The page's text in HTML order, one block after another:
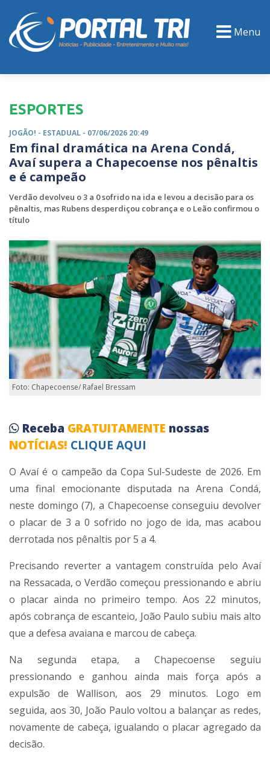
Menu
ESPORTES
JOGÃO! - ESTADUAL - 07/06/2026 20:49
Em final dramática na Arena Condá,
Avaí supera a Chapecoense nos pênaltis
e é campeão
Verdão devolveu o 3 a 0 sofrido na ida e levou a decisão para os
pênaltis, mas Rubens desperdiçou cobrança e o Leão confirmou o
título
Foto: Chapecoense/ Rafael Bressam
Receba GRATUITAMENTE nossas
NOTÍCIAS! CLIQUE AQUI
O Avaí é o campeão da Copa Sul-Sudeste de 2026. Em
uma final emocionante disputada na Arena Condá,
neste domingo (7), a Chapecoense conseguiu devolver
o placar de 3 a 0 sofrido no jogo de ida, mas acabou
derrotada nos pênaltis por 5 a 4.
Precisando reverter a vantagem construída pelo Avaí
na Ressacada, o Verdão começou pressionando e abriu
o placar ainda no primeiro tempo. Aos 22 minutos,
após cobrança de escanteio, João Paulo subiu mais alto
que a defesa avaiana e marcou de cabeça.
Na segunda etapa, a Chapecoense seguiu
pressionando e ganhou ainda mais força após a
expulsão de Wallison, aos 29 minutos. Logo em
seguida, aos 30, João Paulo voltou a balançar as redes,
novamente de cabeça, igualando o placar agregado da
decisão.